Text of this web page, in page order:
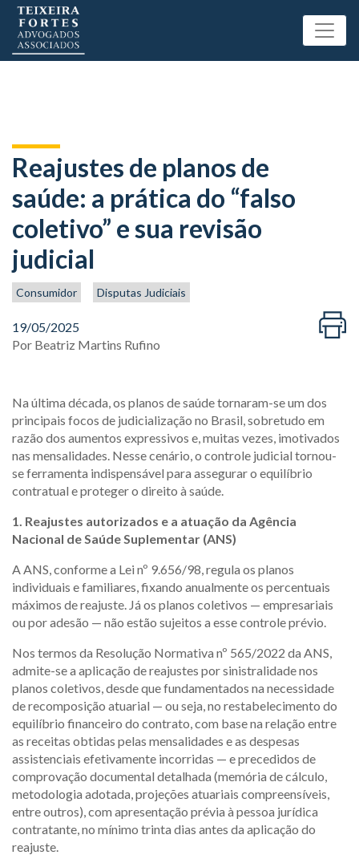
Reajustes de planos de
saúde: a prática do “falso
coletivo” e sua revisão
judicial
Consumidor Disputas Judiciais
19/05/2025
Por Beatriz Martins Rufino
Na última década, os planos de saúde tornaram-se um dos
principais focos de judicialização no Brasil, sobretudo em
razão dos aumentos expressivos e, muitas vezes, imotivados
nas mensalidades. Nesse cenário, o controle judicial tornou-
se ferramenta indispensável para assegurar o equilíbrio
contratual e proteger o direito à saúde.
1. Reajustes autorizados e a atuação da Agência
Nacional de Saúde Suplementar (ANS)
A ANS, conforme a Lei nº 9.656/98, regula os planos
individuais e familiares, fixando anualmente os percentuais
máximos de reajuste. Já os planos coletivos — empresariais
ou por adesão — não estão sujeitos a esse controle prévio.
Nos termos da Resolução Normativa nº 565/2022 da ANS,
admite-se a aplicação de reajustes por sinistralidade nos
planos coletivos, desde que fundamentados na necessidade
de recomposição atuarial — ou seja, no restabelecimento do
equilíbrio financeiro do contrato, com base na relação entre
as receitas obtidas pelas mensalidades e as despesas
assistenciais efetivamente incorridas — e precedidos de
comprovação documental detalhada (memória de cálculo,
metodologia adotada, projeções atuariais compreensíveis,
entre outros), com apresentação prévia à pessoa jurídica
contratante, no mínimo trinta dias antes da aplicação do
reajuste.